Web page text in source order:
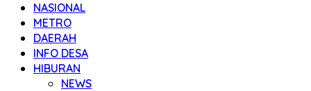
NASIONAL
METRO
DAERAH
INFO DESA
HIBURAN
NEWS